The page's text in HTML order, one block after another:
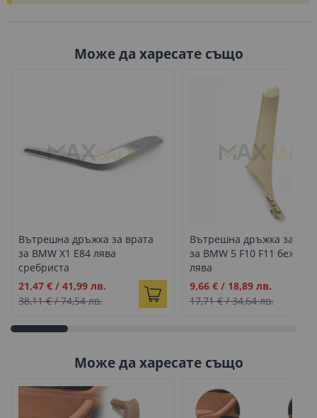
Може да харесате също
Вътрешна дръжка за врата
за BMW X1 E84 лява
сребриста
Промо
цена
21,47 € / 41,99 лв.
38,11 €/74,54 лв.
Вътрешна дръжка за
за BMW 5 F10 F11 бежова
лява
Промо
цена
9,66 €/ 18,89 лв.
17,71 €/34,64 лв.
Може да харесате също